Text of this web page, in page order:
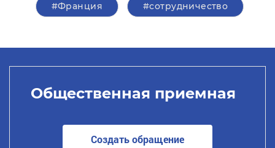
#Франция #сотрудничество
Общественная приемная
Создать обращение